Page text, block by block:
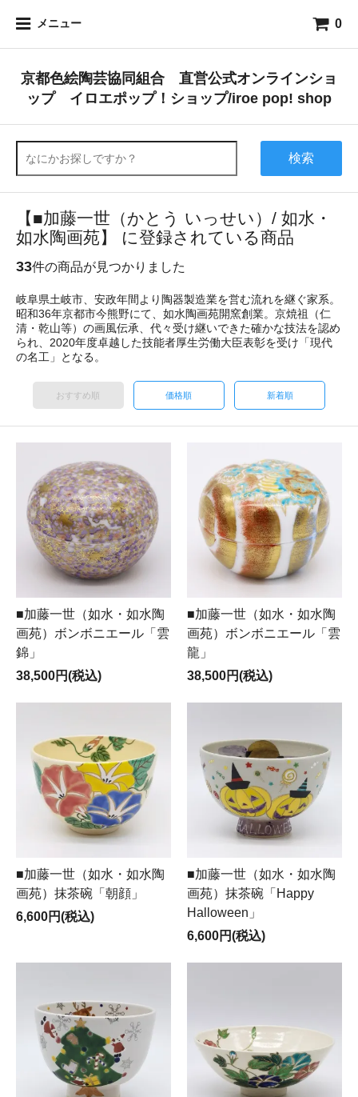
メニュー 0
京都色絵陶芸協同組合 直営公式オンラインショ
ップ イロエポップ！ショップ/iroe pop! shop
検索
【■加藤一世（かとう いっせい）/ 如水・
如水陶画苑】 に登録されている商品
33件の商品が見つかりました
岐阜県土岐市、安政年間より陶器製造業を営む流れを継ぐ家系。
昭和36年京都市今熊野にて、如水陶画苑開窯創業。京焼祖（仁
清・乾山等）の画風伝承、代々受け継いできた確かな技法を認め
られ、2020年度卓越した技能者厚生労働大臣表彰を受け「現代
の名工」となる。
おすすめ順 価格順 新着順
■加藤一世（如水・如水陶
画苑）ボンボニエール「雲
錦」
38,500円(税込)
■加藤一世（如水・如水陶
画苑）ボンボニエール「雲
龍」
38,500円(税込)
■加藤一世（如水・如水陶
画苑）抹茶碗「朝顔」
6,600円(税込)
■加藤一世（如水・如水陶
画苑）抹茶碗「Happy
Halloween」
6,600円(税込)